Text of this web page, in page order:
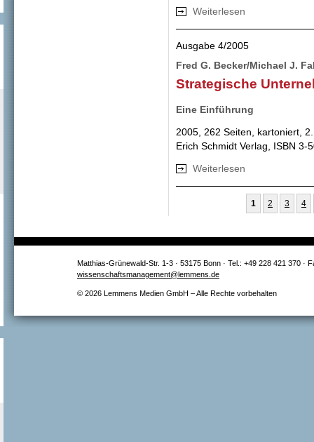
Weiterlesen
Ausgabe 4/2005
Fred G. Becker/Michael J.
Strategische
Eine Einführung
2005, 262 Seiten, kartoniert,
Erich Schmidt Verlag, ISBN 3-
Weiterlesen
1 2 3 4
Matthias-Grünewald-Str. 1-3 · 53175 Bonn · Tel.: +49 228 421 370 ·
wissenschaftsmanagement@lemmens.de
© 2026 Lemmens Medien GmbH – Alle Rechte vorbehalten